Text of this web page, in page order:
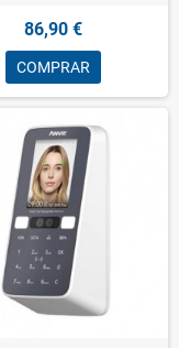
86,90 €
COMPRAR